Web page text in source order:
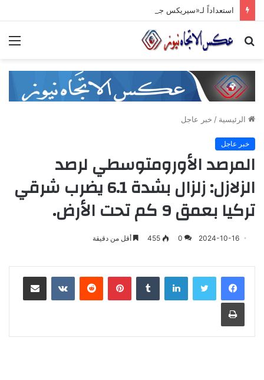
بحث
الرئيسية / خبر عاجل
خبر عاجل
المرصد الأورومتوسطي لرصد
الزلازل: زلزال بشدة 6.1 يضرب شرقي
تركيا بعمق 9 كم تحت الأرض.
2024-10-16
0
455 أقل من دقيقة
لينكدإن بينتيريست